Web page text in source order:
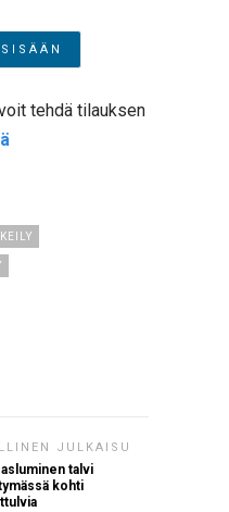
tehdä tilauksen
JULKAISU
talvi
kohti